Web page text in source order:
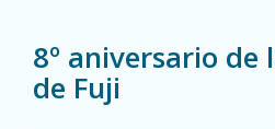
8º aniversario de
de Fuji